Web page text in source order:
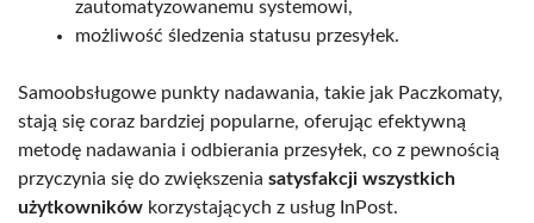
zautomatyzowanemu systemowi,
możliwość śledzenia statusu przesyłek.
Samoobsługowe punkty nadawania, takie jak Paczkomaty,
stają się coraz bardziej popularne, oferując efektywną
metodę nadawania i odbierania przesyłek, co z pewnością
przyczynia się do zwiększenia satysfakcji wszystkich
użytkowników korzystających z usług InPost.